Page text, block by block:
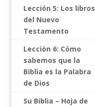
Lección 5: Los libros
del Nuevo
Testamento
Lección 6: Cómo
sabemos que la
Biblia es la Palabra
de Dios
Su Biblia – Hoja de